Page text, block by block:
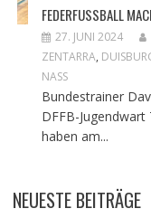
FEDERFUSSBALL
27. JUNI 2024
ZENTARRA,
NASS
Bundestrainer
DFFB-
haben am...
NEUESTE BEITRÄGE